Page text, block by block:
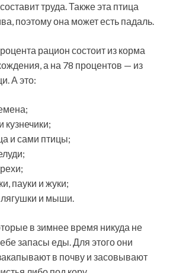
труда. Также эта птица
поэтому она может есть падаль.
рацион состоит из корма
а на 78 процентов — из
А это:
кузнечики;
и сами птицы;
пауки и жуки;
и мыши.
в зимнее время никуда не
запасы еды. Для этого они
в почву и засовывают